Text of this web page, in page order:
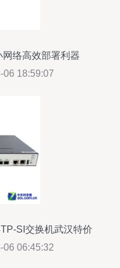
络高效部署利器
06 18:59:07
SI交换机武汉特价
06 06:45:32